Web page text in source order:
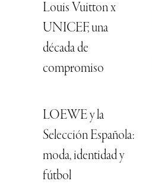
Louis Vuitton x
UNICEF, una
década de
compromiso
LOEWE y la
Selección Española:
moda, identidad y
fútbol